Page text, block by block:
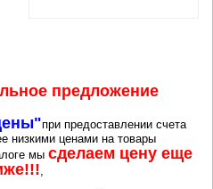
предложение
при предоставлении счета
низкими ценами на товары
мы сделаем цену еще
,